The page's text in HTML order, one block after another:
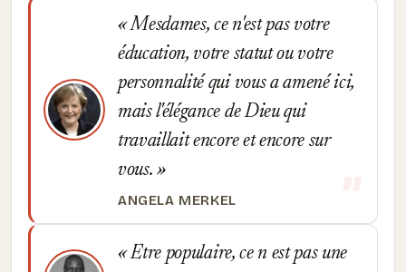
Mesdames, ce n'est pas votre
éducation, votre statut ou votre
personnalité qui vous a amené ici,
mais l'élégance de Dieu qui
travaillait encore et encore sur
vous.
ANGELA MERKEL
Etre populaire, ce n est pas une